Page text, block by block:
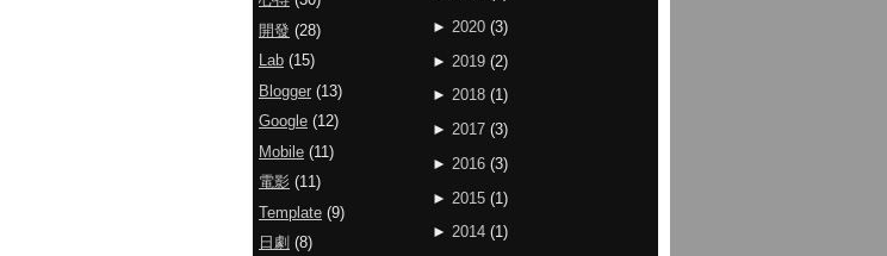
► 2020 (3)
► 2019 (2)
► 2018 (1)
► 2017 (3)
► 2016 (3)
► 2015 (1)
► 2014 (1)
開發 (28)
Lab (15)
Blogger (13)
Google (12)
Mobile (11)
電影 (11)
Template (9)
日劇 (8)